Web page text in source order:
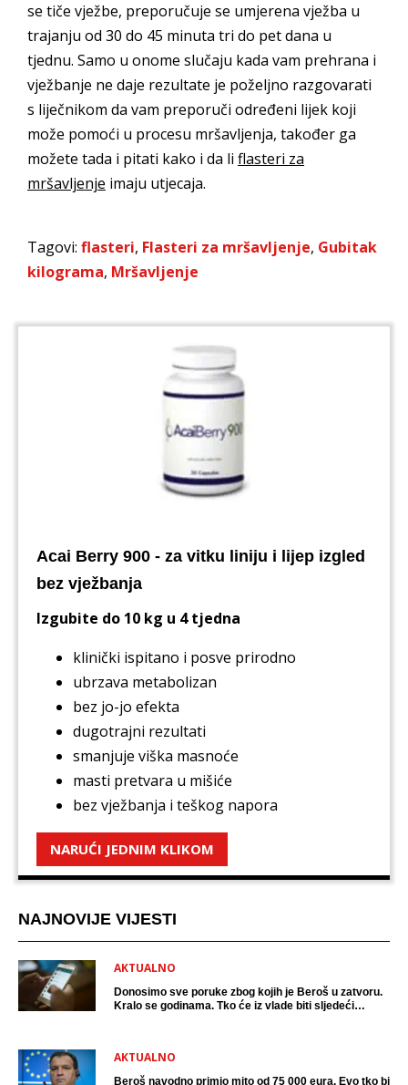
se tiče vježbe, preporučuje se umjerena vježba u
trajanju od 30 do 45 minuta tri do pet dana u
tjednu. Samo u onome slučaju kada vam prehrana i
vježbanje ne daje rezultate je poželjno razgovarati
s liječnikom da vam preporuči određeni lijek koji
može pomoći u procesu mršavljenja, također ga
možete tada i pitati kako i da li flasteri za
mršavljenje imaju utjecaja.
Tagovi: flasteri, Flasteri za mršavljenje, Gubitak
kilograma, Mršavljenje
Acai Berry 900 - za vitku liniju i lijep izgled
bez vježbanja
Izgubite do 10 kg u 4 tjedna
klinički ispitano i posve prirodno
ubrzava metabolizan
bez jo-jo efekta
dugotrajni rezultati
smanjuje viška masnoće
masti pretvara u mišiće
bez vježbanja i teškog napora
NARUĆI JEDNIM KLIKOM
NAJNOVIJE VIJESTI
AKTUALNO
Donosimo sve poruke zbog kojih je Beroš u zatvoru.
Kralo se godinama. Tko će iz vlade biti sljedeći
AKTUALNO
Beroš navodno primio mito od 75 000 eura. Evo tko bi